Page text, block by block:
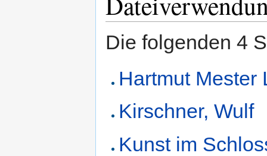
Die folgenden 4
Hartmut Mester
Kirschner, Wulf
Kunst im